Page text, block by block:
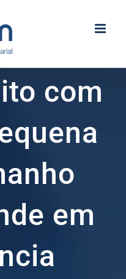
com
em